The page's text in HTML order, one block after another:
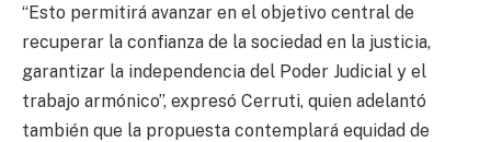
“Esto permitirá avanzar en el objetivo central de
recuperar la confianza de la sociedad en la justicia,
garantizar la independencia del Poder Judicial y el
trabajo armónico”, expresó Cerruti, quien adelantó
también que la propuesta contemplará equidad de